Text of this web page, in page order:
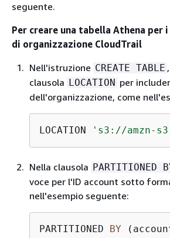
seguente.
Per creare una tabella Athena
di organizzazione CloudTrail
Nell'istruzione CREATE TABLE
clausola LOCATION per
dell'organizzazione, come
LOCATION 's3://amzn-
Nella clausola PARTITIONED
voce per l'ID account sotto
nell'esempio seguente:
PARTITIONED BY